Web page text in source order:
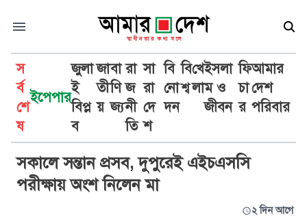
স
র্ব
শে
ষ
ইপেপার
জুলা
ই
বিপ্ল
ব
জা
তী
য়
বা
ণি
জ্য
রা
জ
নী
তি
সা
রা
দে
শ
বি
নো
দন
বি
শ্ব
খে
লা
ইসলা
ম ও
জীবন
ফি
চা
র
আমার
দেশ
পরিবার
সৈয়দপুর
সকালে সন্তান প্রসব, দুপুরেই এইচএসসি
পরীক্ষায় অংশ নিলেন মা
২ দিন আগে